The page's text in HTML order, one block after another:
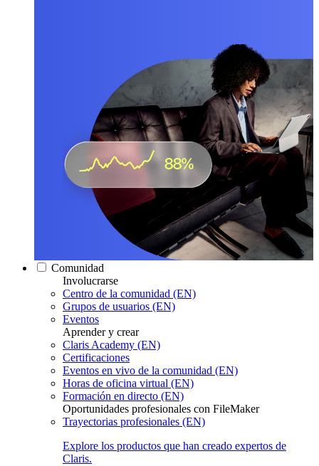
Comunidad
Involucrarse
Centro de la comunidad (EN)
Grupos de usuarios (EN)
Eventos
Aprender y crear
Claris Academy (EN)
Certificaciones
Eventos en vivo de la comunidad (EN)
Horas de oficina virtual (EN)
Formación en directo (EN)
Oportunidades profesionales con FileMaker
Trayectorias profesionales (EN)
Explore los productos que han creado expertos de
Claris.